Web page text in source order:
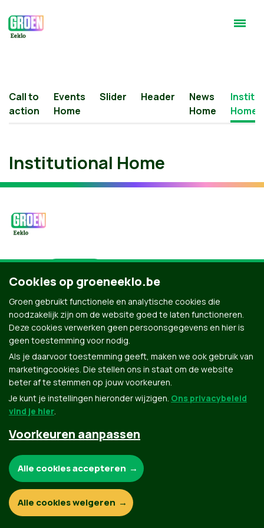
Call to
action
Events
Home
Slider Header
News
Home
Home
Institutional Home
© Copyright Groen 2026 | Gemaakt metNationBuilder
Contact Privacybeleid
Cookies op groeneeklo.be
Groen gebruikt functionele en analytische cookies die
noodzakelijk zijn om de website goed te laten functioneren.
Deze cookies verwerken geen persoonsgegevens en hier is
geen toestemming voor nodig.
Als je daarvoor toestemming geeft, maken we ook gebruik van
marketingcookies. Die stellen ons in staat om de website
beter af te stemmen op jouw voorkeuren.
Je kunt je instellingen hieronder wijzigen. Ons privacybeleid
vind je hier.
Voorkeuren aanpassen
Functionele en analytische cookies:
Alle cookies accepteren
Alle cookies weigeren